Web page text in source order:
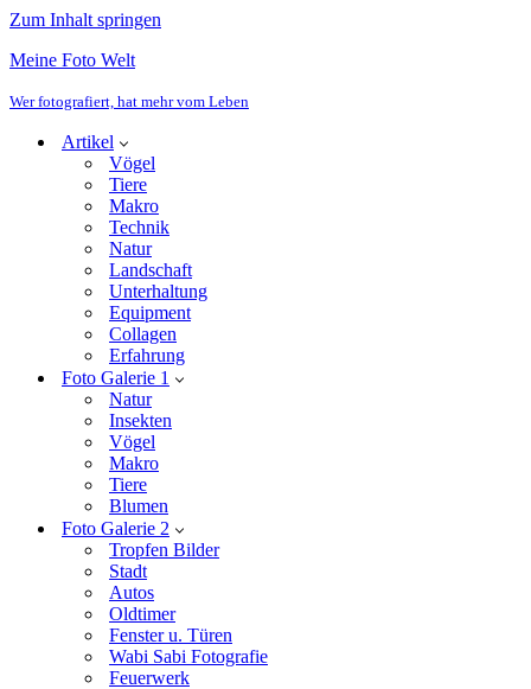
Zum Inhalt springen
Meine Foto Welt
Wer fotografiert, hat mehr vom Leben
Artikel
Vögel
Tiere
Makro
Technik
Natur
Landschaft
Unterhaltung
Equipment
Collagen
Erfahrung
Foto Galerie 1
Natur
Insekten
Vögel
Makro
Tiere
Blumen
Foto Galerie 2
Tropfen Bilder
Stadt
Autos
Oldtimer
Fenster u. Türen
Wabi Sabi Fotografie
Feuerwerk